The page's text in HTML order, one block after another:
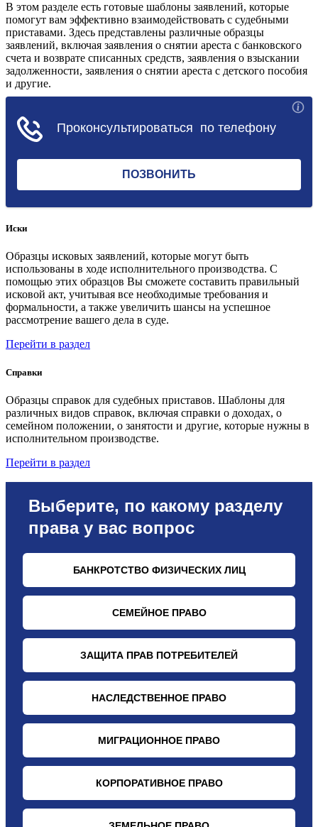
В этом разделе есть готовые шаблоны заявлений, которые
помогут вам эффективно взаимодействовать с судебными
приставами. Здесь представлены различные образцы
заявлений, включая заявления о снятии ареста с банковского
счета и возврате списанных средств, заявления о взыскании
задолженности, заявления о снятии ареста с детского пособия
и другие.
Иски
Образцы исковых заявлений, которые могут быть
использованы в ходе исполнительного производства. С
помощью этих образцов Вы сможете составить правильный
исковой акт, учитывая все необходимые требования и
формальности, а также увеличить шансы на успешное
рассмотрение вашего дела в суде.
Перейти в раздел
Справки
Образцы справок для судебных приставов. Шаблоны для
различных видов справок, включая справки о доходах, о
семейном положении, о занятости и другие, которые нужны в
исполнительном производстве.
Перейти в раздел